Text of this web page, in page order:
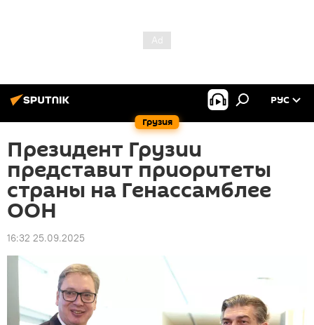
Грузия
РУС
Президент Грузии
представит приоритеты
страны на Генассамблее
ООН
16:32 25.09.2025